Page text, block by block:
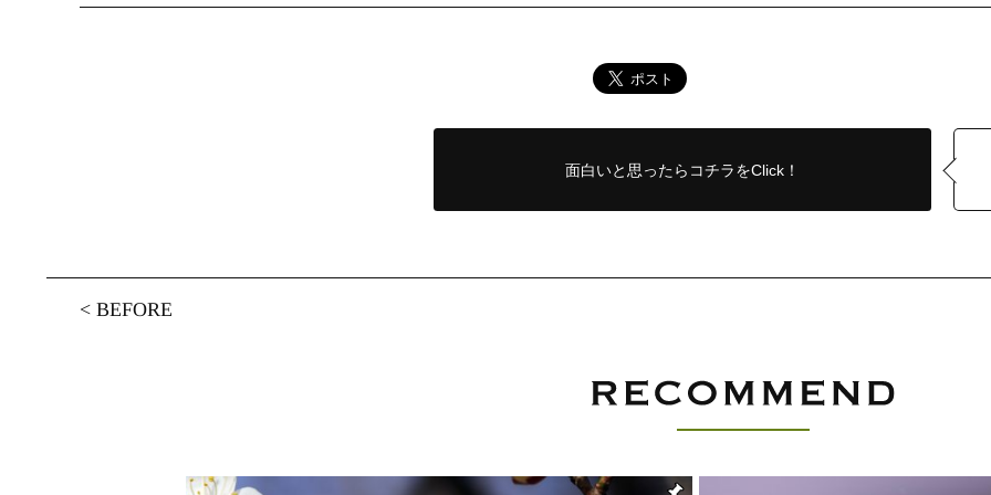
面白いと思ったら コチラをClick！
<BEFORE